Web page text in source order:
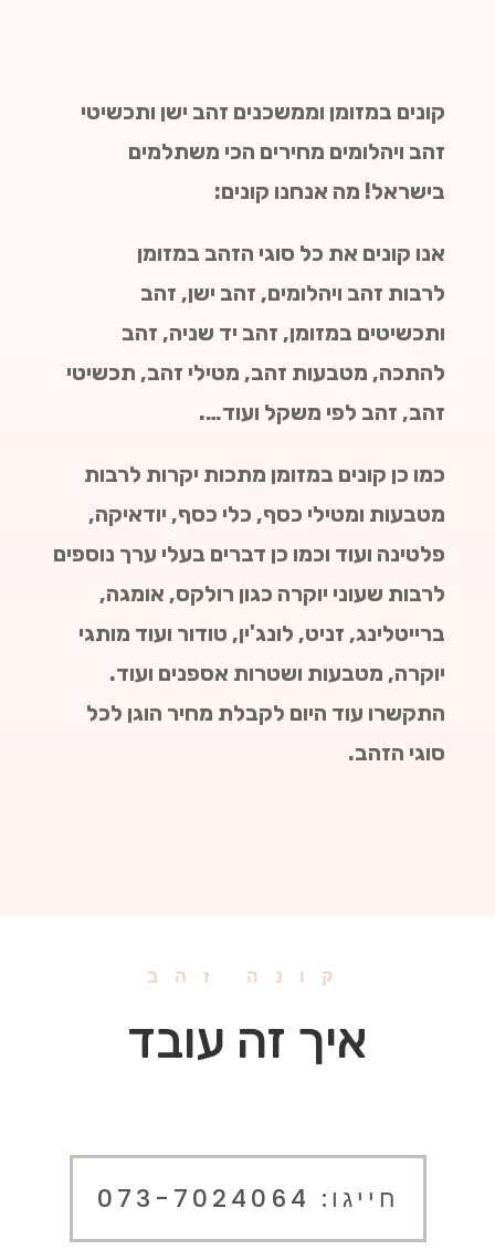
קונים במזומן וממשכנים זהב ישן ותכשיטי
זהב ויהלומים מחירים הכי משתלמים
בישראל! מה אנחנו קונים:
אנו קונים את כל סוגי הזהב במזומן
לרבות זהב ויהלומים, זהב ישן, זהב
ותכשיטים במזומן, זהב יד שניה, זהב
להתכה, מטבעות זהב, מטילי זהב, תכשיטי
זהב, זהב לפי משקל ועוד….
כמו כן קונים במזומן מתכות יקרות לרבות
מטבעות ומטילי כסף, כלי כסף, יודאיקה,
פלטינה ועוד וכמו כן דברים בעלי ערך נוספים
לרבות שעוני יוקרה כגון רולקס, אומגה,
ברייטלינג, זניט, לונג'ין, טודור ועוד מותגי
יוקרה, מטבעות ושטרות אספנים ועוד.
התקשרו עוד היום לקבלת מחיר הוגן לכל
סוגי הזהב.
קונה זהב
איך זה עובד
חייגו: 073-7024064